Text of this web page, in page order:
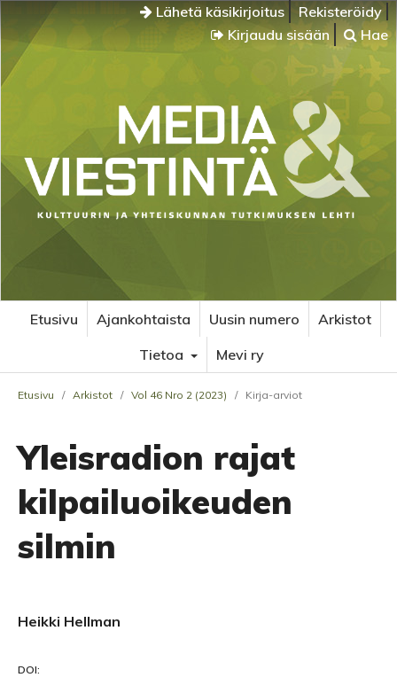
Lähetä käsikirjoitus
Rekisteröidy
Kirjaudu sisään
Hae
Etusivu Ajankohtaista Uusin numero
Arkistot
Tietoa
Mevi ry
Etusivu / Arkistot / Vol 46 Nro 2 (2023) / Kirja-arviot
Yleisradion rajat
kilpailuoikeuden
silmin
Heikki Hellman
DOI: